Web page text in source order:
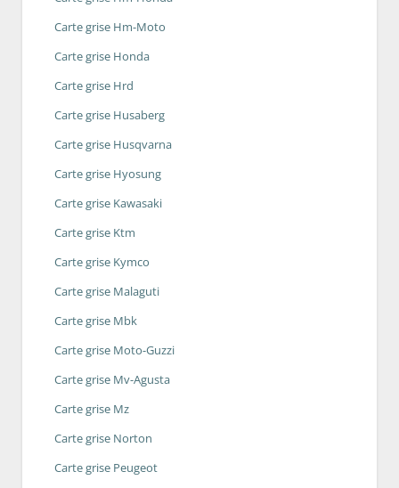
Carte grise Hm-Moto
Carte grise Honda
Carte grise Hrd
Carte grise Husaberg
Carte grise Husqvarna
Carte grise Hyosung
Carte grise Kawasaki
Carte grise Ktm
Carte grise Kymco
Carte grise Malaguti
Carte grise Mbk
Carte grise Moto-Guzzi
Carte grise Mv-Agusta
Carte grise Mz
Carte grise Norton
Carte grise Peugeot